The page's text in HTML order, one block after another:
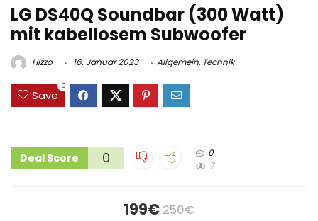
LG DS40Q Soundbar (300 Watt)
mit kabellosem Subwoofer
Hizzo 16. Januar 2023 Allgemein, Technik
Save
0
Deal Score 0
0
7
199€250€